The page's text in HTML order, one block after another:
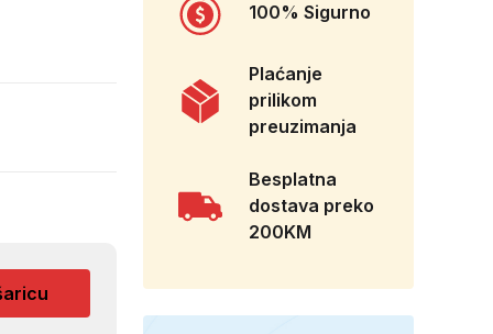
100% Sigurno
Plaćanje
prilikom
preuzimanja
Besplatna
dostava preko
200KM